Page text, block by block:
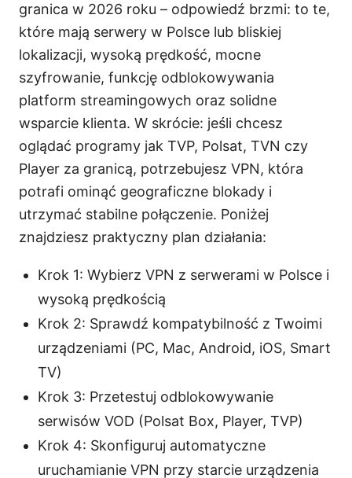
granica w 2026 roku – odpowiedź brzmi: to te,
które mają serwery w Polsce lub bliskiej
lokalizacji, wysoką prędkość, mocne
szyfrowanie, funkcję odblokowywania
platform streamingowych oraz solidne
wsparcie klienta. W skrócie: jeśli chcesz
oglądać programy jak TVP, Polsat, TVN czy
Player za granicą, potrzebujesz VPN, która
potrafi ominąć geograficzne blokady i
utrzymać stabilne połączenie. Poniżej
znajdziesz praktyczny plan działania:
Krok 1: Wybierz VPN z serwerami w Polsce i
wysoką prędkością
Krok 2: Sprawdź kompatybilność z Twoimi
urządzeniami (PC, Mac, Android, iOS, Smart
TV)
Krok 3: Przetestuj odblokowywanie
serwisów VOD (Polsat Box, Player, TVP)
Krok 4: Skonfiguruj automatyczne
uruchamianie VPN przy starcie urządzenia